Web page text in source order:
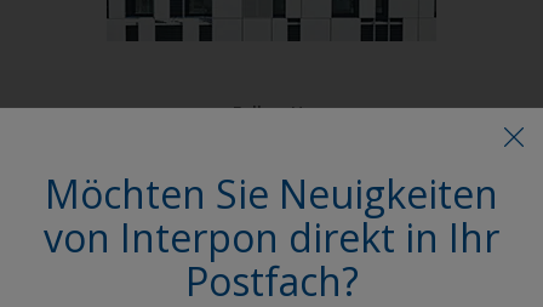
Möchten Sie Neuigkeiten
von Interpon direkt in Ihr
Postfach?
Follow Us